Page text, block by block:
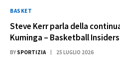
BASKET
Steve Kerr parla della
Kuminga – Basketball Insiders
BY SPORTIZIA 25 LUGLIO 2026